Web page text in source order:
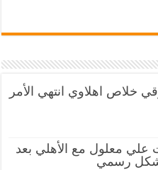
خلاص اهلاوي انتهي الأمر
علي معلول مع الأهلي بعد
بشكل رسمي